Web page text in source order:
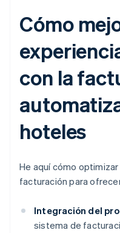
Cómo
con la
hoteles
He aquí cómo
facturación para
Integración del
sistema de